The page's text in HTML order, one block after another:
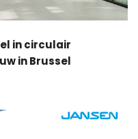
in circulair
in Brussel